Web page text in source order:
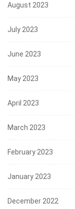
August 2023
July 2023
June 2023
May 2023
April 2023
March 2023
February 2023
January 2023
December 2022